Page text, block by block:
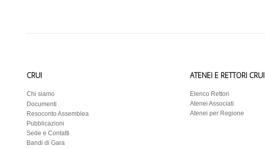
CRUI
Chi siamo
Documenti
Resoconto Assemblea
Pubblicazioni
Sede e Contatti
Bandi di Gara
ATENEI E RETTORI CRUI
Elenco Rettori
Atenei Associati
Atenei per Regione